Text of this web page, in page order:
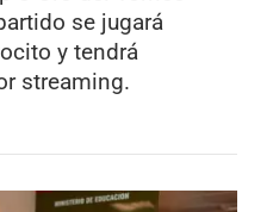
se jugará
y tendrá
streaming.